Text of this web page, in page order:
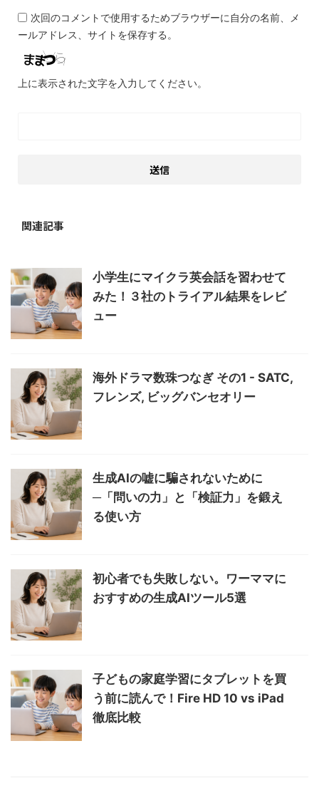
次回のコメントで使用するためブラウザーに自分の名前、メ
ールアドレス、サイトを保存する。
上に表示された文字を入力してください。
関連記事
小学生にマイクラ英会話を習わせて
みた！３社のトライアル結果をレビ
ュー
海外ドラマ数珠つなぎ その1 - SATC,
フレンズ, ビッグバンセオリー
生成AIの嘘に騙されないために
─「問いの力」と「検証力」を鍛え
る使い方
初心者でも失敗しない。ワーママに
おすすめの生成AIツール5選
子どもの家庭学習にタブレットを買
う前に読んで！Fire HD 10 vs iPad
徹底比較